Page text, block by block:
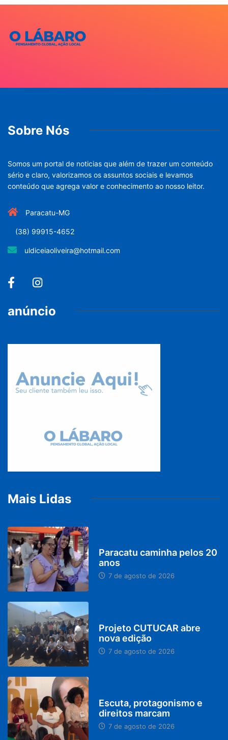
Sobre Nós
Somos um portal de noticias que além de trazer um conteúdo
sério e claro, valorizamos os assuntos sociais e levamos
conteúdo que agrega valor e conhecimento ao nosso leitor.
Paracatu-MG
(38) 99915-4652
uldiceiaoliveira@hotmail.com
anúncio
Mais Lidas
Paracatu caminha pelos 20
anos
7 de agosto de 2026
Projeto CUTUCAR abre
nova edição
7 de agosto de 2026
Escuta, protagonismo e
direitos marcam
7 de agosto de 2026